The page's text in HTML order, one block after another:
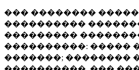
��� ��������
����������
���������
����������: �����
�������; ��������